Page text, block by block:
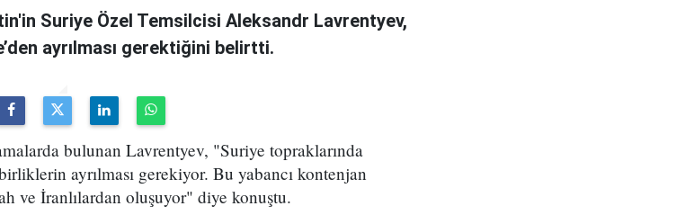
Suriye Özel Temsilcisi Aleksandr Lavrentyev,
ayrılması gerektiğini belirtti.
bulunan Lavrentyev, "Suriye topraklarında
ayrılması gerekiyor. Bu yabancı kontenjan
ve İranlılardan oluşuyor" diye konuştu.